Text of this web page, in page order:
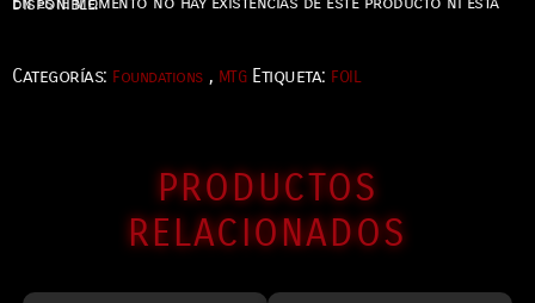
Categorías: Foundations , MTG Etiqueta: FOIL
PRODUCTOS
RELACIONADOS